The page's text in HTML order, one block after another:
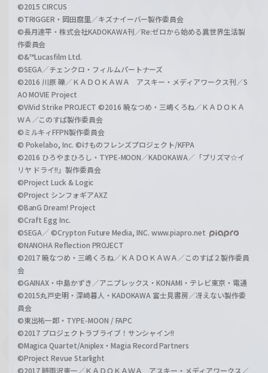
©2015 CIRCUS
©TRIGGER・岡田麿里／キズナイーバー製作委員会
©長月達平・株式会社KADOKAWA刊／Re:ゼロから始める異世界生活製
作委員会
©&™Lucasfilm Ltd.
©SEGA／チェンクロ・フィルムパートナーズ
©2016 川原 礫／ＫＡＤＯＫＡＷＡ アスキー・メディアワークス刊／S
AO MOVIE Project
©ViVid Strike PROJECT ©2016 暁なつめ・三嶋くろね／ＫＡＤＯＫＡ
ＷＡ／このすば製作委員会
©ミルキィFFPN製作委員会
© Pokelabo, Inc. ©けものフレンズプロジェクト/KFPA
©2016 ひろやまひろし・TYPE-MOON／KADOKAWA／「プリズマ☆イ
リヤ ドライ!!」製作委員会
©Project Luck & Logic
©Project シンフォギアAXZ
©BanG Dream! Project
©Craft Egg Inc.
©SEGA／ ©Crypton Future Media, INC. www.piapro.net
©NANOHA Reflection PROJECT
©2017 暁なつめ・三嶋くろね／ＫＡＤＯＫＡＷＡ／このすば２製作委員
会
©GAINAX・中島かずき／アニプレックス・KONAMI・テレビ東京・電通
©2015丸戸史明・深崎暮人・KADOKAWA 富士見書房／冴えない製作委
員会
©東出祐一郎・TYPE-MOON / FAPC
©2017 プロジェクトラブライブ！サンシャイン!!
©Magica Quartet/Aniplex・Magia Record Partners
©Project Revue Starlight
©2017 時雨沢恵一／ＫＡＤＯＫＡＷＡ アスキー・メディアワークス／